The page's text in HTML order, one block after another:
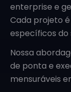
enterprise e
Cada projeto
específicos do
Nossa
de ponta e
mensuráveis